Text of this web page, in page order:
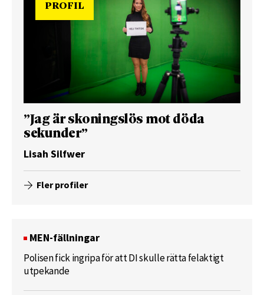
PROFIL
”Jag är skoningslös mot döda
sekunder”
Lisah Silfwer
Fler profiler
MEN-fällningar
Polisen fick ingripa för att DI skulle rätta felaktigt
utpekande